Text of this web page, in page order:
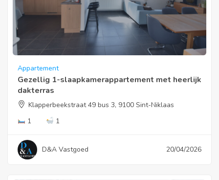
Appartement
Gezellig 1-slaapkamerappartement met heerlijk
dakterras
Klapperbeekstraat 49 bus 3, 9100 Sint-Niklaas
1
1
D&A Vastgoed 20/04/2026